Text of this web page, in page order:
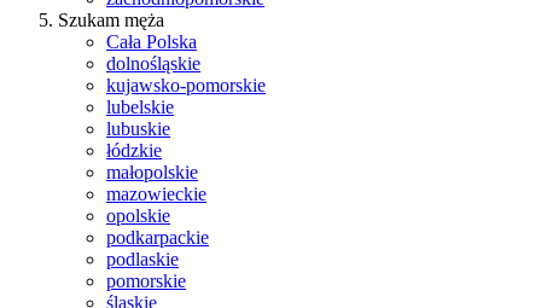
Szukam męża
Cała Polska
dolnośląskie
kujawsko-pomorskie
lubelskie
lubuskie
łódzkie
małopolskie
mazowieckie
opolskie
podkarpackie
podlaskie
pomorskie
śląskie